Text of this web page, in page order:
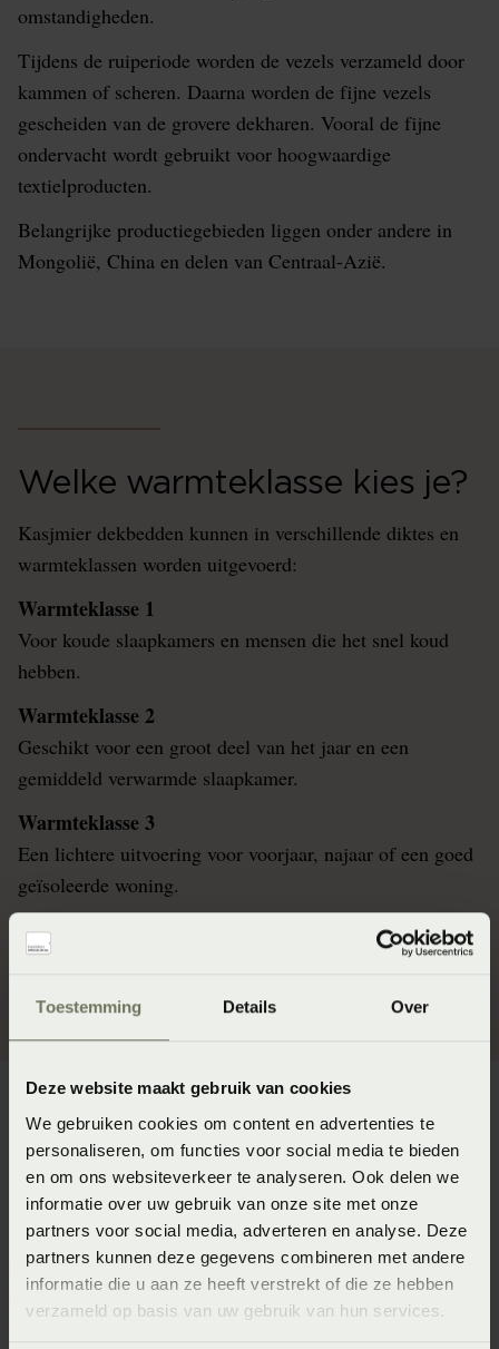
Toestemming Details Over
Deze website maakt gebruik van cookies
We gebruiken cookies om content en advertenties te
personaliseren, om functies voor social media te bieden
en om ons websiteverkeer te analyseren. Ook delen we
informatie over uw gebruik van onze site met onze
partners voor social media, adverteren en analyse. Deze
partners kunnen deze gegevens combineren met andere
informatie die u aan ze heeft verstrekt of die ze hebben
verzameld op basis van uw gebruik van hun services.
omstandigheden.
Tijdens de ruiperiode worden de vezels verzameld door
kammen of scheren. Daarna worden de fijne vezels
gescheiden van de grovere dekharen. Vooral de fijne
ondervacht wordt gebruikt voor hoogwaardige
textielproducten.
Belangrijke productiegebieden liggen onder andere in
Mongolië, China en delen van Centraal-Azië.
Welke warmteklasse kies je?
Kasjmier dekbedden kunnen in verschillende diktes en
warmteklassen worden uitgevoerd:
Warmteklasse 1
Voor koude slaapkamers en mensen die het snel koud
hebben.
Warmteklasse 2
Geschikt voor een groot deel van het jaar en een
gemiddeld verwarmde slaapkamer.
Warmteklasse 3
Een lichtere uitvoering voor voorjaar, najaar of een goed
geïsoleerde woning.
Warmteklasse 4
Voor warme slaapkamers en zomerse nachten.
Kasjmier, kameelhaar, wol,
dons of synthetisch?
Kasjmier